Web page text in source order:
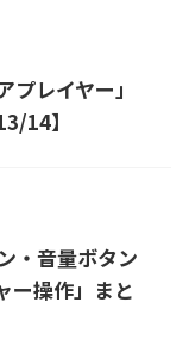
プレイヤー」
14】
・音量ボタン
ー操作」まと